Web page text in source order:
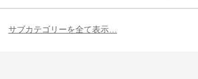
サブカテゴリーを全て表示…